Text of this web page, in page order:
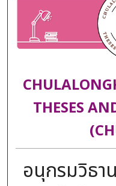
THESES
อนุกรมวิธา